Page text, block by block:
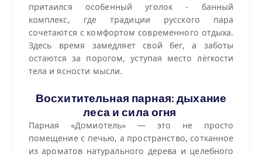
притаился особенный уголок - банный
комплекс, где традиции русского пара
сочетаются с комфортом современного отдыха.
Здесь время замедляет свой бег, а заботы
остаются за порогом, уступая место лёгкости
тела и ясности мысли.
Восхитительная парная: дыхание
леса и сила огня
Парная «Домиотель» — это не просто
помещение с печью, а пространство, сотканное
из ароматов натурального дерева и целебного